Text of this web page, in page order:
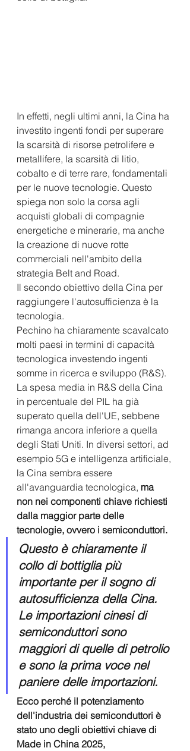
In effetti, negli ultimi anni, la Cina ha
investito ingenti fondi per superare
la scarsità di risorse petrolifere e
metallifere, la scarsità di litio,
cobalto e di terre rare, fondamentali
per le nuove tecnologie. Questo
spiega non solo la corsa agli
acquisti globali di compagnie
energetiche e minerarie, ma anche
la creazione di nuove rotte
commerciali nell'ambito della
strategia Belt and Road.
Il secondo obiettivo della Cina per
raggiungere l'autosufficienza è la
tecnologia.
Pechino ha chiaramente scavalcato
molti paesi in termini di capacità
tecnologica investendo ingenti
somme in ricerca e sviluppo (R&S).
La spesa media in R&S della Cina
in percentuale del PIL ha già
superato quella dell'UE, sebbene
rimanga ancora inferiore a quella
degli Stati Uniti. In diversi settori, ad
esempio 5G e intelligenza artificiale,
la Cina sembra essere
all'avanguardia tecnologica, ma
non nei componenti chiave richiesti
dalla maggior parte delle
tecnologie, ovvero i semiconduttori.
Questo è chiaramente il
collo di bottiglia più
importante per il sogno di
autosufficienza della Cina.
Le importazioni cinesi di
semiconduttori sono
maggiori di quelle di petrolio
e sono la prima voce nel
paniere delle importazioni.
Ecco perché il potenziamento
dell'industria dei semiconduttori è
stato uno degli obiettivi chiave di
Made in China 2025,